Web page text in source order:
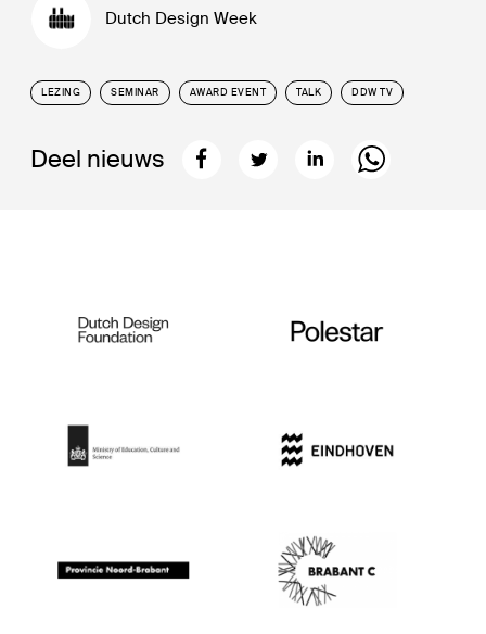
Dutch Design Week
LEZING SEMINAR AWARD EVENT TALK DDW TV
Deel nieuws